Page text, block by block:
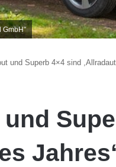
GmbH"
und Superb 4×4 sind
Jahres‘